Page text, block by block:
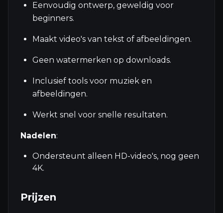
Eenvoudig ontwerp, geweldig voor
beginners.
Maakt video's van tekst of afbeeldingen.
Geen watermerken op downloads.
Inclusief tools voor muziek en
afbeeldingen.
Werkt snel voor snelle resultaten.
Nadelen:
Ondersteunt alleen HD-video's, nog geen
4K.
Prijzen